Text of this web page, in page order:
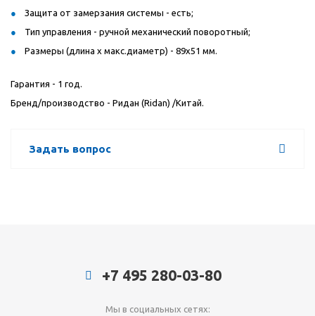
Защита от замерзания системы - есть;
Тип управления - ручной механический поворотный;
Размеры (длина x макс.диаметр) - 89x51 мм.
Гарантия - 1 год.
Бренд/производство - Ридан (Ridan) /Китай.
Задать вопрос
+7 495 280-03-80
Мы в социальных сетях: